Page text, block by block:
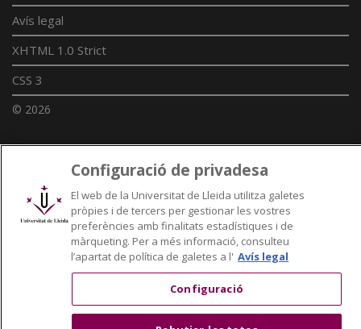
Avís legal
XHTML 1.0 Strict
CSS 3
© 2026
Enllaços UdL
Xarxes universitàries
Configuració de privadesa
El web de la Universitat de Lleida utilitza galetes
pròpies i de tercers per gestionar les vostres
preferències amb finalitats estadístiques i de
màrqueting. Per a més informació, consulteu
l’apartat de política de galetes a l' Avís legal
Configuració